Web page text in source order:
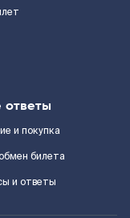
и покупка
билета
и ответы